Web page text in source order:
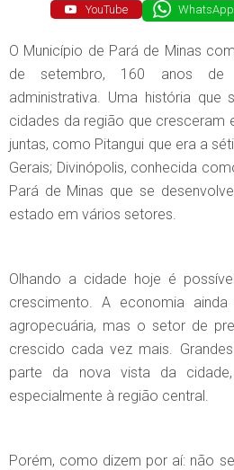
YouTube
WhatsApp
O Município de Pará de Minas
de setembro, 160 anos de
administrativa. Uma história que
cidades da região que cresceram
juntas, como Pitangui que era a
Gerais; Divinópolis, conhecida
Pará de Minas que se
estado em vários setores.
Olhando a cidade hoje é
crescimento. A economia
agropecuária, mas o setor de
crescido cada vez mais.
parte da nova vista da cidade,
especialmente à região central.
Porém, como dizem por aí: não